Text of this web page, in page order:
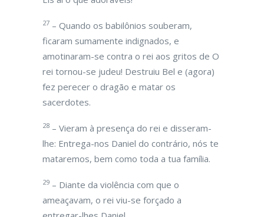
27 – Quando os babilônios souberam,
ficaram sumamente indignados, e
amotinaram-se contra o rei aos gritos de O
rei tornou-se judeu! Destruiu Bel e (agora)
fez perecer o dragão e matar os
sacerdotes.
28 – Vieram à presença do rei e disseram-
lhe: Entrega-nos Daniel do contrário, nós te
mataremos, bem como toda a tua família.
29 – Diante da violência com que o
ameaçavam, o rei viu-se forçado a